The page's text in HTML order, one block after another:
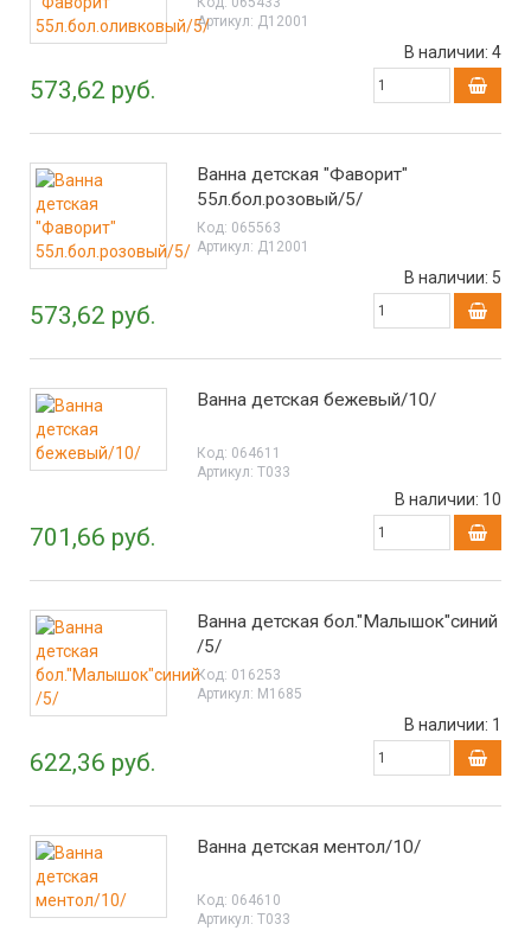
Артикул: Д12001
573,62 руб.
В наличии: 4
Ванна детская "Фаворит"
55л.бол.розовый/5/
Код: 065563
Артикул: Д12001
573,62 руб.
В наличии: 5
Ванна детская бежевый/10/
Код: 064611
Артикул: Т033
701,66 руб.
В наличии: 10
Ванна детская бол."Малышок"синий
/5/
Код: 016253
Артикул: М1685
622,36 руб.
В наличии: 1
Ванна детская ментол/10/
Код: 064610
Артикул: Т033